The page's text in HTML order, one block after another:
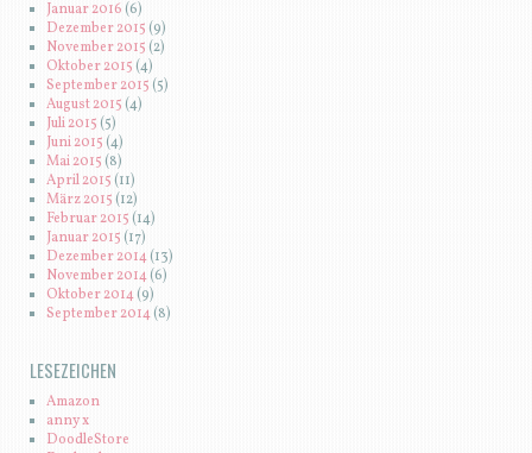
Januar 2016 (6)
Dezember 2015 (9)
November 2015 (2)
Oktober 2015 (4)
September 2015 (5)
August 2015 (4)
Juli 2015 (5)
Juni 2015 (4)
Mai 2015(8)
April 2015 (11)
März 2015(12)
Februar 2015 (14)
Januar 2015 (17)
Dezember 2014(13)
November 2014(6)
Oktober 2014(9)
September 2014(8)
LESEZEICHEN
Amazon
anny x
DoodleStore